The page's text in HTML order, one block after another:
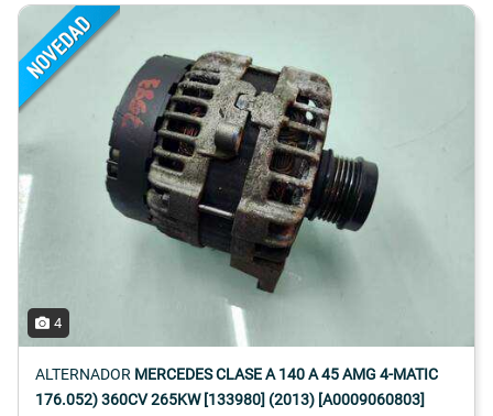
4
ALTERNADOR MERCEDES CLASE A 140 A 45 AMG 4-MATIC
176.052) 360CV 265KW [133980] (2013) [A0009060803]